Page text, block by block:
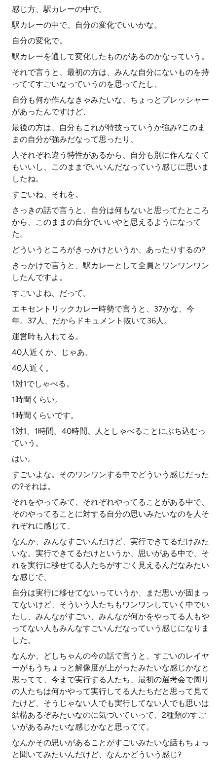
感じ方、駅カレーの中で。
駅カレーの中で、自分の変化でいいかな。
自分の変化で。
駅カレーを通して変化したものがあるのかなっていう。
それで言うと、最初の方は、みんな自分にないものを持
っててすごいなっていうのを思ってたし、
自分も何か作んなきゃみたいな、ちょっとプレッシャー
があったんですけど、
最後の方は、自分もこれが特技っていうか強み?このま
まの自分が強みだなって思ったり、
人それぞれ違う特性があるから、自分も別に作んなくて
もいいし、このままでいいんだなっていう感じに思いま
したね。
すごいね、それを。
さっきの話で言うと、自分は何もないと思ってたところ
から、このままの自分でいいやと思えるようになって
た。
どういうところがきっかけというか、あったりするの?
きっかけで言うと、駅カレーとして全員とワンワンワン
したんですよ。
すごいよね、だって。
エキセントリックカレー時勢で言うと、37かな、今
年。37人、だからドキュメント抜いて36人。
運営時も入れてる。
40人近くか、じゃあ。
40人近く。
1対1でしゃべる。
1時間くらい。
1時間くらいです。
1対1、1時間。40時間、人としゃべることにぶち込むっ
ていう。
はい。
すごいよな。そのワンワンする中でどういう感じだった
の?それは。
それをやってみて、それぞれやってることがある中で、
そのやってることに対する自分の思いみたいなのを人そ
れぞれに感じて、
なんか、みんなすごいんだけど、実行できてるだけみた
いな。実行できてるだけというか、思いがある中で、そ
れを実行に移せてる人たちがすごく見えるんだなみたい
な感じで、
自分は実行に移せてないっていうか、まだ思いが固まっ
てないけど、そういう人たちもワンワンしていく中でい
たし、みんながすごい、みんなが何かをやってる人もや
ってない人もみんなすごいんだなっていう感じになりま
した。
なんか、どしちゃんの今の話で言うと、すごいのレイヤ
ーがもうちょっと解像度が上がったみたいな感じかなと
思ってて、今まで実行する人たち、最初の選考会で周り
の人たちは何かやって実行してる人たちだと思って見て
たけど、そうじゃない人でも実行してない人でも思いは
結構あるぞみたいなのに気づいていって、2種類のすご
いがあるみたいな感じかなと思ってて。
なんかその思いがあることがすごいみたいな話もちょっ
と聞いてみたいんだけど、なんかどういう感じ?